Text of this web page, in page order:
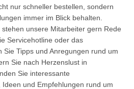
nur schneller bestellen, sondern
immer im Blick behalten.
unsere Mitarbeiter gern Rede
Servicehotline oder das
Sie Tipps und Anregungen rund um
Sie nach Herzenslust in
Sie interessante
und Empfehlungen rund um